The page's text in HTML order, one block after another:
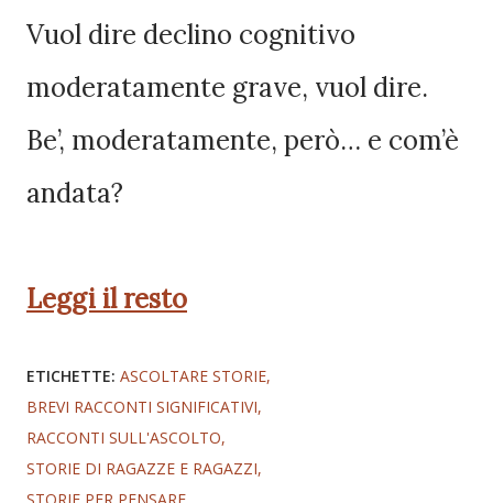
Vuol dire declino cognitivo
moderatamente grave, vuol dire.
Be’, moderatamente, però… e com’è
andata?
Leggi il resto
ETICHETTE: ASCOLTARE STORIE
BREVI RACCONTI SIGNIFICATIVI
RACCONTI SULL'ASCOLTO
STORIE DI RAGAZZE E RAGAZZI